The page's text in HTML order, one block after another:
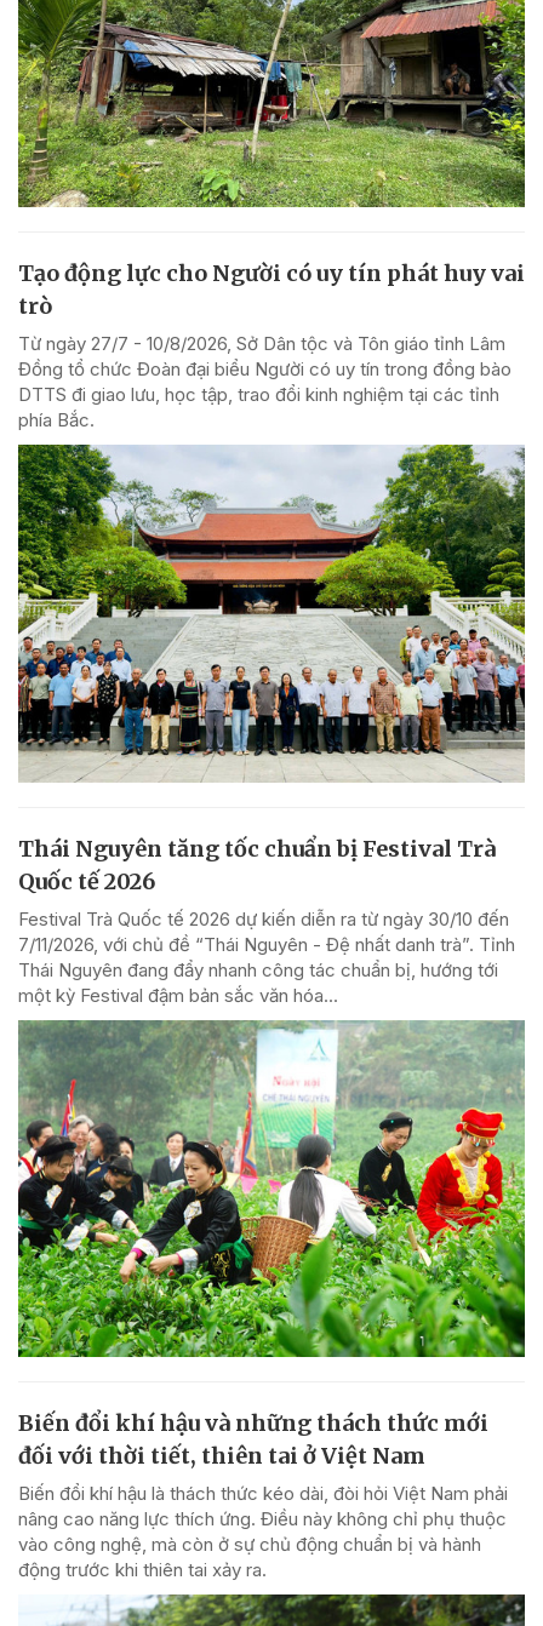
Tạo động lực cho Người có uy tín phát huy vai
trò
Từ ngày 27/7 - 10/8/2026, Sở Dân tộc và Tôn giáo tỉnh Lâm
Đồng tổ chức Đoàn đại biểu Người có uy tín trong đồng bào
DTTS đi giao lưu, học tập, trao đổi kinh nghiệm tại các tỉnh
phía Bắc.
Thái Nguyên tăng tốc chuẩn bị Festival Trà
Quốc tế 2026
Festival Trà Quốc tế 2026 dự kiến diễn ra từ ngày 30/10 đến
7/11/2026, với chủ đề “Thái Nguyên - Đệ nhất danh trà”. Tỉnh
Thái Nguyên đang đẩy nhanh công tác chuẩn bị, hướng tới
một kỳ Festival đậm bản sắc văn hóa...
Biến đổi khí hậu và những thách thức mới
đối với thời tiết, thiên tai ở Việt Nam
Biến đổi khí hậu là thách thức kéo dài, đòi hỏi Việt Nam phải
nâng cao năng lực thích ứng. Điều này không chỉ phụ thuộc
vào công nghệ, mà còn ở sự chủ động chuẩn bị và hành
động trước khi thiên tai xảy ra.